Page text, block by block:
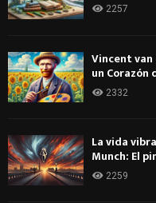
2257
Vincent van
un
2332
La vida
Munch: El
2259